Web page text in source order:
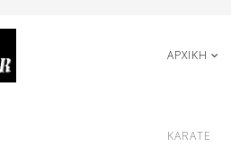
ΑΡΧΙΚΗ
KARATE